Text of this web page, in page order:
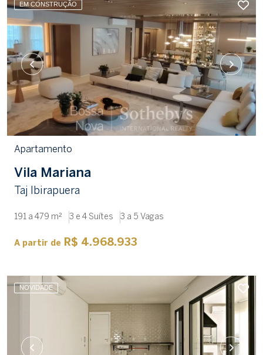
EM CONSTRUÇÃO
Apartamento
Vila Mariana
Taj Ibirapuera
191 a 479 m² 3 e 4 Suítes 3 a 5 Vagas
A partir de R$ 4.968.933
NOVIDADE